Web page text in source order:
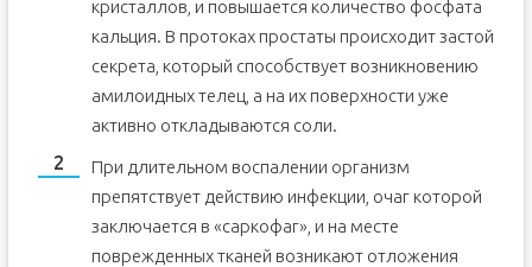
кристаллов, и повышается количество фосфата
кальция. В протоках простаты происходит застой
секрета, который способствует возникновению
амилоидных телец, а на их поверхности уже
активно откладываются соли.
При длительном воспалении организм
препятствует действию инфекции, очаг которой
заключается в «саркофаг», и на месте
поврежденных тканей возникают отложения